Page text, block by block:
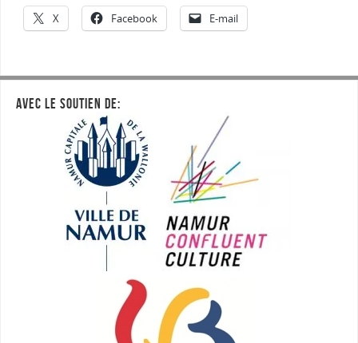
X Facebook E-mail
AVEC LE SOUTIEN DE: